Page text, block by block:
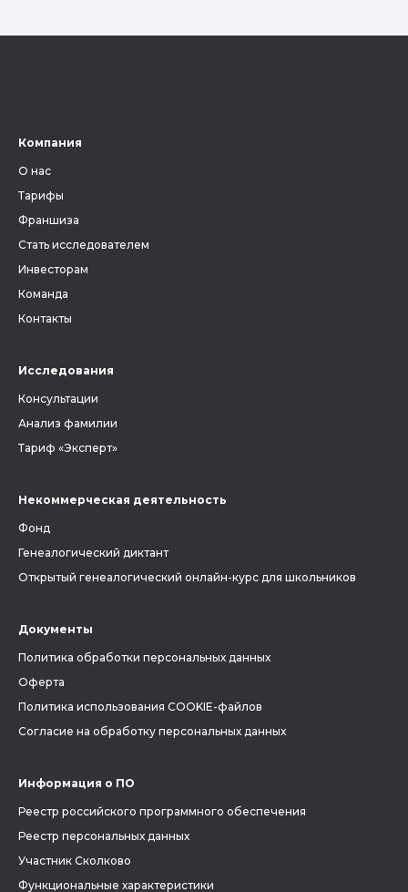
Компания
О нас
Тарифы
Франшиза
Стать исследователем
Инвесторам
Команда
Контакты
Исследования
Консультации
Анализ фамилии
Тариф «Эксперт»
Некоммерческая деятельность
Фонд
Генеалогический диктант
Открытый генеалогический онлайн-курс для школьников
Документы
Политика обработки персональных данных
Оферта
Политика использования COOKIE-файлов
Согласие на обработку персональных данных
Информация о ПО
Реестр российского программного обеспечения
Реестр персональных данных
Участник Сколково
Функциональные характеристики